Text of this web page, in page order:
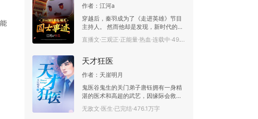
作者： 江河a
穿越后，秦羽成为了《走进英雄》节目
主持人。 然而他却是发现，新时代的年
轻人们，盲目的崇拜明星和网红，反而
对那些真正做出贡献的英雄丝毫不在
作一档《那兔》的动漫。 制作成功后，
集，然后为大家开始揭秘背后的故事。
节目发生变化后，一经开播，便瞬间火
爆全网！ 一期《赤子回国》，当撇下一
句，先生，国士无双！ 一期《戈壁滩上
直播文·三观正·正能量·热血·连载中·49.1万字
天才狂医
作者： 天崖明月
鬼医谷鬼生的关门弟子唐钰拥有一身精
湛的医术和高超的武艺，因缘际会救了
美女林菲菲的命，从此身边美女环绕，
艳遇不断。不管你是何方神圣，哪路妖
无敌文·医生·已完结·476.1万字